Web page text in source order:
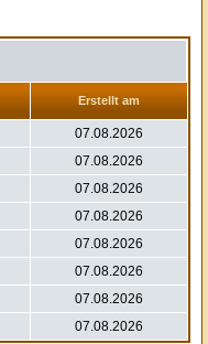
Erstellt am
07.08.2026
07.08.2026
07.08.2026
07.08.2026
07.08.2026
07.08.2026
07.08.2026
07.08.2026